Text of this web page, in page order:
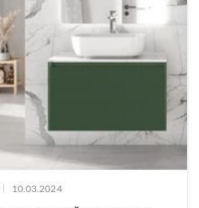
10.03.2024